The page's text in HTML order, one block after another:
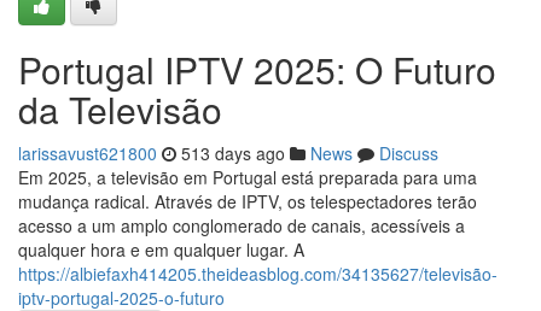
Portugal IPTV 2025: O Futuro
da Televisão
larissavust621800 513 days ago News
Discuss
Em 2025, a televisão em Portugal está preparada para uma
mudança radical. Através de IPTV, os telespectadores terão
acesso a um amplo conglomerado de canais, acessíveis a
qualquer hora e em qualquer lugar. A
https://albiefaxh414205.theideasblog.com/34135627/televisão-
iptv-portugal-2025-o-futuro